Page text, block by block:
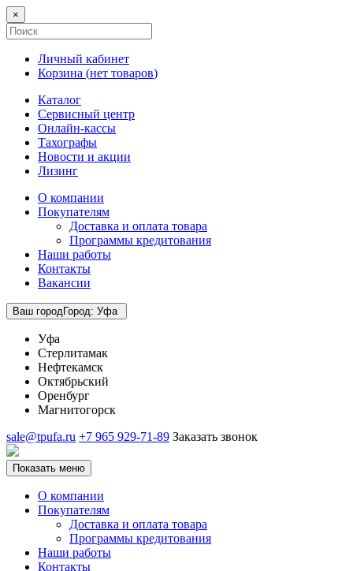
×
Личный кабинет
Корзина (нет товаров)
Каталог
Сервисный центр
Онлайн-кассы
Тахографы
Новости и акции
Лизинг
О компании
Покупателям
Доставка и оплата товара
Программы кредитования
Наши работы
Контакты
Вакансии
Ваш городГород: Уфа
Уфа
Стерлитамак
Нефтекамск
Октябрьский
Оренбург
Магнитогорск
sale@tpufa.ru +7 965 929-71-89 Заказать звонок
Показать меню
О компании
Покупателям
Доставка и оплата товара
Программы кредитования
Наши работы
Контакты